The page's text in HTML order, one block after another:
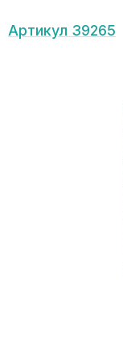
Артикул 39265